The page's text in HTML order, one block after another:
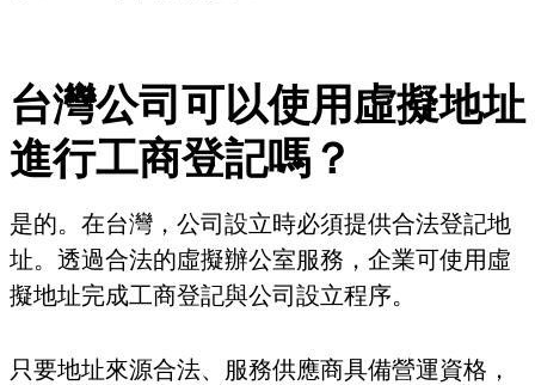
台灣公司可以使用虛擬地址
進行工商登記嗎？
是的。在台灣，公司設立時必須提供合法登記地
址。透過合法的虛擬辦公室服務，企業可使用虛
擬地址完成工商登記與公司設立程序。
只要地址來源合法、服務供應商具備營運資格，